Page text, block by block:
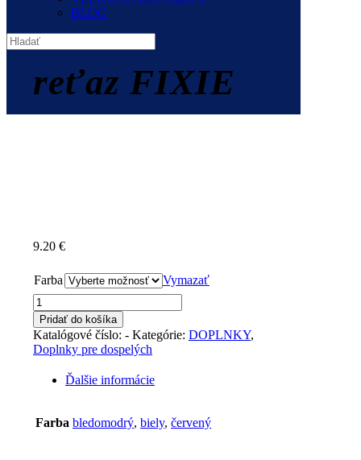
BLOG
reťaz FIXIE
9.20 €
Farba
Vymazať
množstvo
reťaz
FIXIE
Pridať do košíka
Katalógové číslo: - Kategórie: DOPLNKY,
Doplnky pre dospelých
Ďalšie informácie
Farba bledomodrý, biely, červený